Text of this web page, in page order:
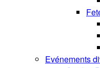
Evénements